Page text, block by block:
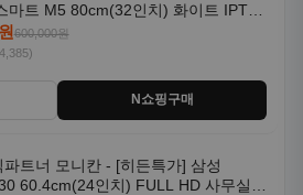
마트 M5 80cm(32인치) 화이트 IPTV
지
600,000원
N쇼핑구매
파트너 모니칸 - [히든특가] 삼성
60.4cm(24인치) FULL HD 사무실/